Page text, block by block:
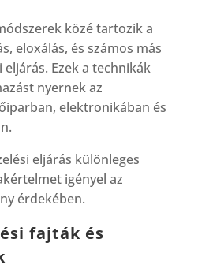
közé tartozik a
eloxálás, és számos más
Ezek a technikák
nyernek az
elektronikában és
eljárás különleges
igényel az
érdekében.
fajták és